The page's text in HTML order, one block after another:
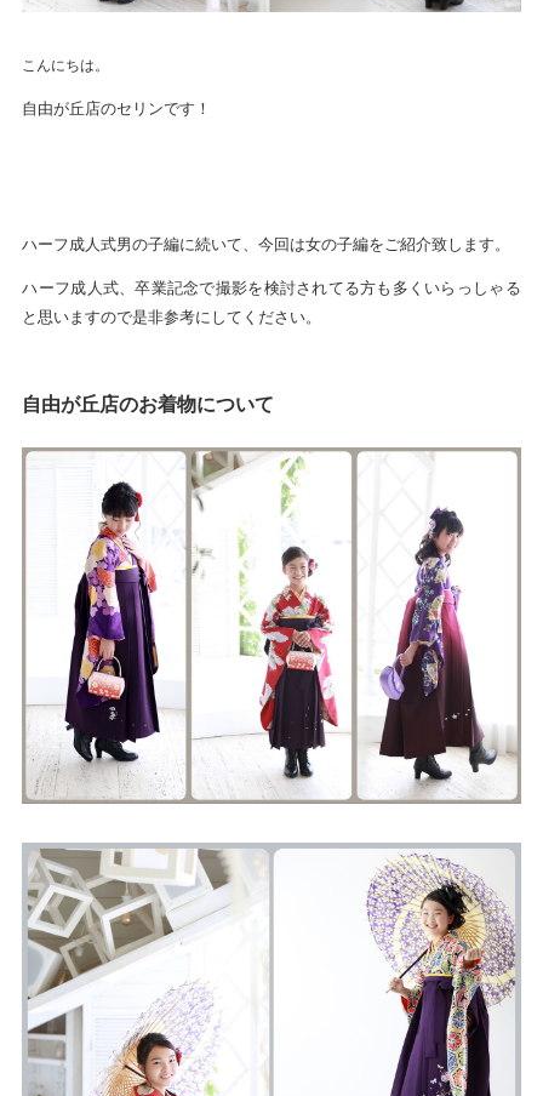
こんにちは。
自由が丘店のセリンです！
ハーフ成人式男の子編に続いて、今回は女の子編をご紹介致します。
ハーフ成人式、卒業記念で撮影を検討されてる方も多くいらっしゃる
と思いますので是非参考にしてください。
自由が丘店のお着物について